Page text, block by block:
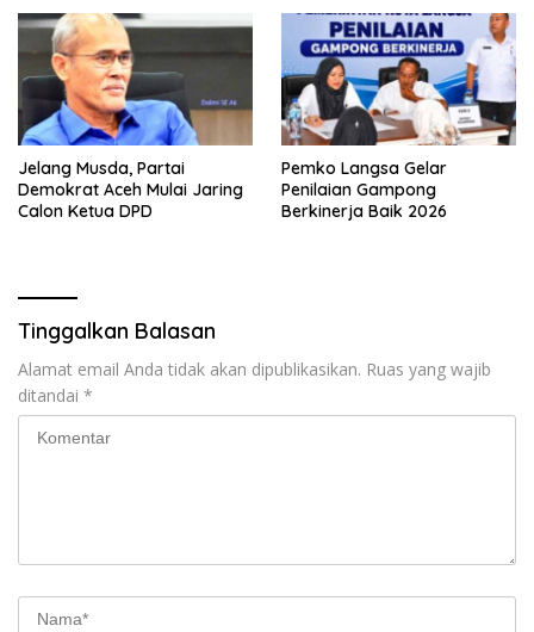
Jelang Musda, Partai
Demokrat Aceh Mulai Jaring
Calon Ketua DPD
Pemko Langsa Gelar
Penilaian Gampong
Berkinerja Baik 2026
Tinggalkan Balasan
Alamat email Anda tidak akan dipublikasikan. Ruas yang wajib
ditandai *